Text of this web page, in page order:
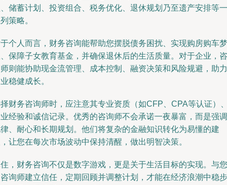
储蓄计划、投资组合、税务优化、退休规划乃至遗产安排等一
策略。
个人而言，财务咨询能帮助您摆脱债务困扰、实现购房购车梦
保障子女教育基金，并确保退休后的生活质量。对于企业，咨
则能协助现金流管理、成本控制、融资决策和风险规避，助力
稳健成长。
财务咨询师时，应注意其专业资质（如CFP、CPA等认证）
经验和诚信记录。优秀的咨询师不会承诺一夜暴富，而是强调
、耐心和长期规划。他们将复杂的金融知识转化为易懂的建
让您在每次市场波动中保持清醒，做出明智决策。
，财务咨询不仅是数字游戏，更是关于生活目标的实现。与您
询师建立信任，定期回顾并调整计划，才能在经济浪潮中稳步